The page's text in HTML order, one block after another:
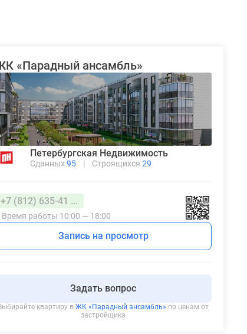
«Парадный ансамбль»
Петербургская Недвижимость
Сданных 95 | Строящихся 29
+7 (812) 635-41 ...
Время работы 10:00 — 18:00
Запись на просмотр
Задать вопрос
квартиру в ЖК «Парадный ансамбль» по ценам от
застройщика